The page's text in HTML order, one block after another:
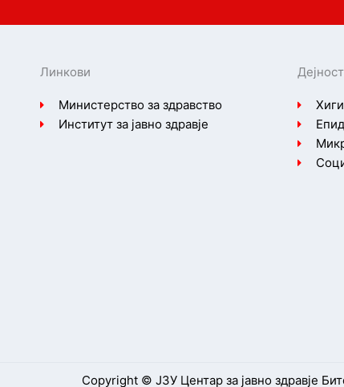
Линкови
Министерство за здравство
Институт за јавно здравје
Copyright © ЈЗУ Центар за јавно здравје